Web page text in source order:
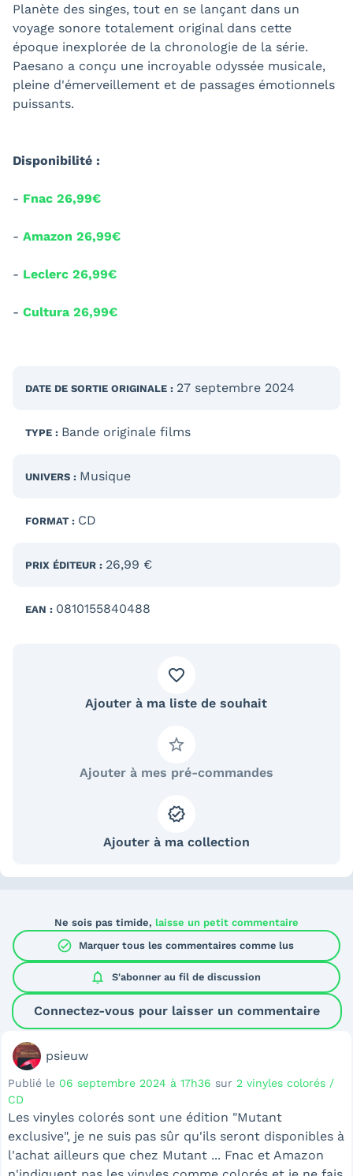
Planète des singes, tout en se lançant dans un
voyage sonore totalement original dans cette
époque inexplorée de la chronologie de la série.
Paesano a conçu une incroyable odyssée musicale,
pleine d'émerveillement et de passages émotionnels
puissants.
Disponibilité :
- Fnac 26,99€
- Amazon 26,99€
- Leclerc 26,99€
- Cultura 26,99€
DATE DE SORTIE ORIGINALE : 27 septembre 2024
TYPE : Bande originale films
UNIVERS : Musique
FORMAT : CD
PRIX ÉDITEUR : 26,99 €
EAN : 0810155840488
Ajouter à ma liste de souhait
Ajouter à mes pré-commandes
Ajouter à ma collection
Ne sois pas timide, laisse un petit commentaire
check_circle Marquer tous les commentaires comme lus
notifications S'abonner au fil de discussion
Connectez-vous pour laisser un commentaire
psieuw
Publié le 06 septembre 2024 à 17h36 sur 2 vinyles colorés /
CD
Les vinyles colorés sont une édition "Mutant
exclusive", je ne suis pas sûr qu'ils seront disponibles à
l'achat ailleurs que chez Mutant ... Fnac et Amazon